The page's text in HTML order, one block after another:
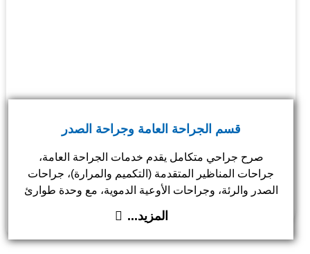
قسم الجراحة العامة وجراحة الصدر
صرح جراحي متكامل يقدم خدمات الجراحة العامة،
جراحات المناظير المتقدمة (التكميم والمرارة)، جراحات
الصدر والرئة، وجراحات الأوعية الدموية، مع وحدة طوارئ
النارية.
المزيد...